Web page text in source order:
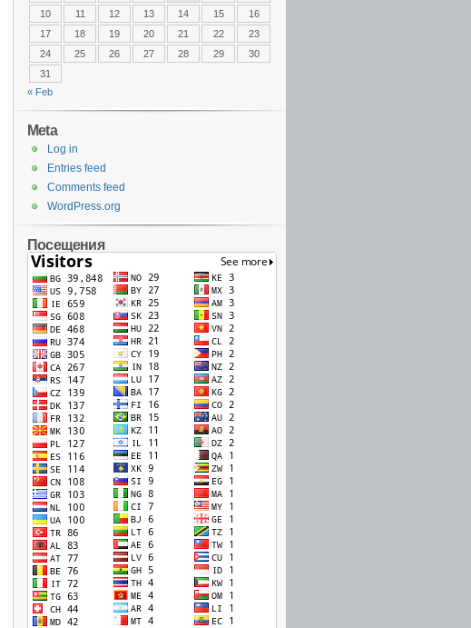
10
11 12 13 14 15
16
17
18 19 20 21 22
23
24
25 26 27 28 29
30
31
« Feb
Meta
Log in
Entries feed
Comments feed
WordPress.org
Посещения